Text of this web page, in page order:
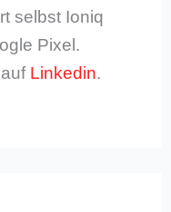
selbst Ioniq
Pixel.
Linkedin.